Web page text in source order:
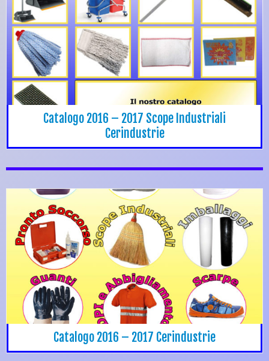
Catalogo 2016 – 2017 Scope Industriali
Cerindustrie
Catalogo 2016 – 2017 Cerindustrie